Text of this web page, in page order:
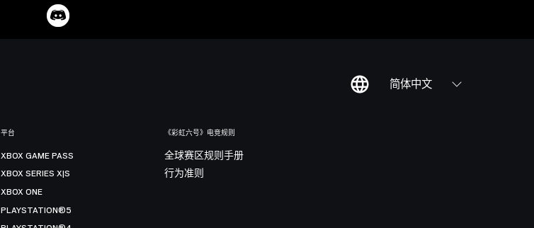
简体中文
平台
XBOX GAME PASS
XBOX SERIES X|S
XBOX ONE
PLAYSTATION®5
《彩虹六号》电竞规则
全球赛区规则手册
行为准则